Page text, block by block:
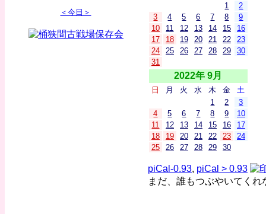
＜今日＞
1
2
3
4 5 6 7 8
9
10
11 12 13 14 15
16
17
18 19 20 21 22
23
24
25 26 27 28 29
30
31
2022年 9月
日 月 火 水 木 金
土
1
2
3
4
5 6 7 8 9
10
11
12 13 14 15 16
17
18
19 20 21 22 23
24
25
26 27 28 29 30
piCal-0.93, piCal > 0.93
まだ、誰もつぶやいてく